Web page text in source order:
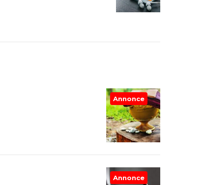
Annonce
Annonce